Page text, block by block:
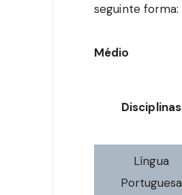
seguinte forma:
Médio
Disciplinas
Língua
Portuguesa